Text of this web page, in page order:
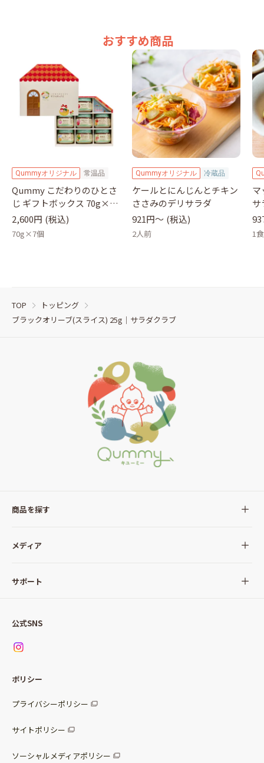
おすすめ商品
Qummyオリジナル 常温品
Qummy こだわりのひとさ
じ ギフトボックス 70g×7
瓶｜キユーピー
2,600円 (税込)
70g×7個
Qummyオリジナル 冷蔵品
ケールとにんじんとチキン
ささみのデリサラダ
921円〜 (税込)
2人前
マ
サ
1
TOP
トッピング
ブラックオリーブ(スライス) 25g｜サラダクラブ
商品を探す
全ての商品
サラダ
パッケージサラダ
惣菜サラダ
調味料
メディア
Qummy(キユーミー)について
サポート
お問い合わせ
公式SNS
ポリシー
プライバシーポリシー
サイトポリシー
ソーシャルメディアポリシー